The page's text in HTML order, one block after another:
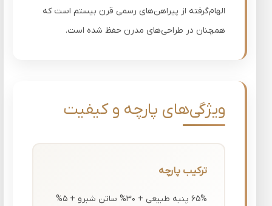
الهام‌گرفته از پیراهن‌های رسمی قرن بیستم است که
همچنان در طراحی‌های مدرن حفظ شده است.
ویژگی‌های پارچه و کیفیت
ترکیب پارچه
65% پنبه طبیعی + 30% ساتن شبرو + 5%